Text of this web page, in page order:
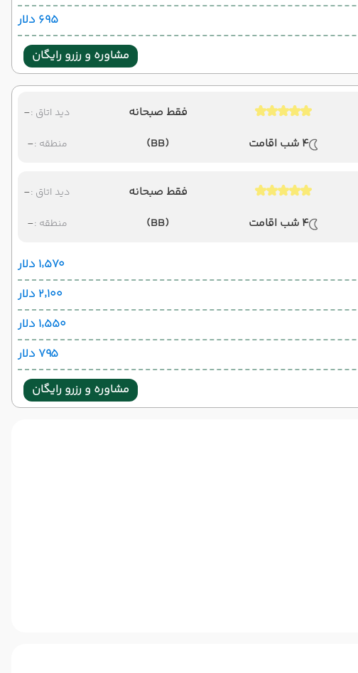
۶۹۵ دلار
مشاوره و رزرو رایگان
4 شب اقامت
فقط صبحانه
(BB)
دید اتاق :-
منطقه :-
4 شب اقامت
فقط صبحانه
(BB)
دید اتاق :-
منطقه :-
۱٬۵۷۰ دلار
۲٬۱۰۰ دلار
۱٬۵۵۰ دلار
۷۹۵ دلار
مشاوره و رزرو رایگان